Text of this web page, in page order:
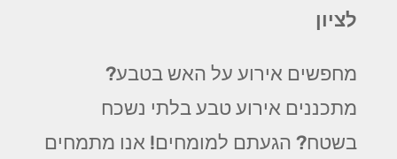
לציון
מחפשים אירוע על האש בטבע?
מתכננים אירוע טבע בלתי נשכח
בשטח? הגעתם למומחים! אנו מתמחים